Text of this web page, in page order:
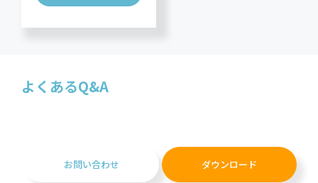
よくあるQ&A
お問い合わせ ダウンロード